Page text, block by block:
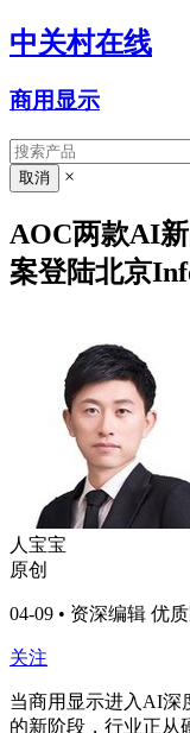
中关村在线
商用显示
×
AOC两款AI
案登陆北京
人宝宝
原创
04-09 • 资深编辑 优
关注
当商用显示进入AI深
的新阶段，行业正从